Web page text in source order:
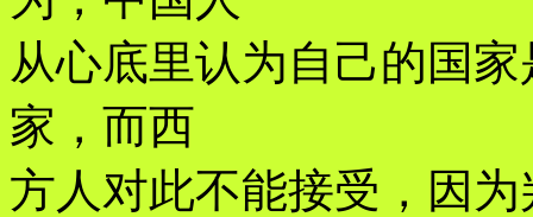
从心底里认为自己的国
家，而西
方人对此不能接受，因